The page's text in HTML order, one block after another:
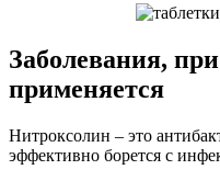
Заболевания,
применяется
Нитроксолин – это
эффективно борется с